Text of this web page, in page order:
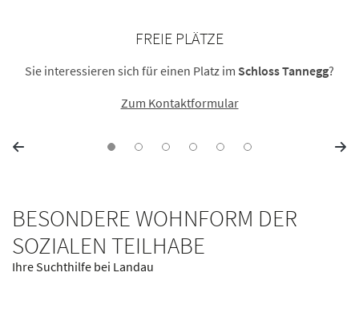
FREIE PLÄTZE
Sie interessieren sich für einen Platz im Schloss Tannegg?
Zum Kontaktformular
BESONDERE WOHNFORM DER
SOZIALEN TEILHABE
Ihre Suchthilfe bei Landau